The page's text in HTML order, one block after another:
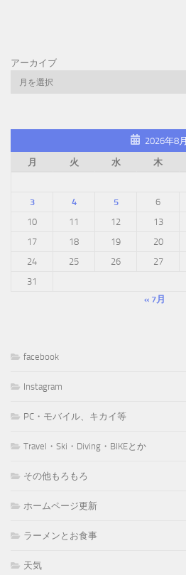
アーカイブ
2026年8月
月
火 水 木
3
4 5 6
10
11 12 13
17
18 19 20
24
25 26 27
31
« 7月
facebook
Instagram
PC・モバイル、キカイ等
Travel・Ski・Diving・BIKEとか
その他もろもろ
ホームページ更新
ラーメンとお食事
天気